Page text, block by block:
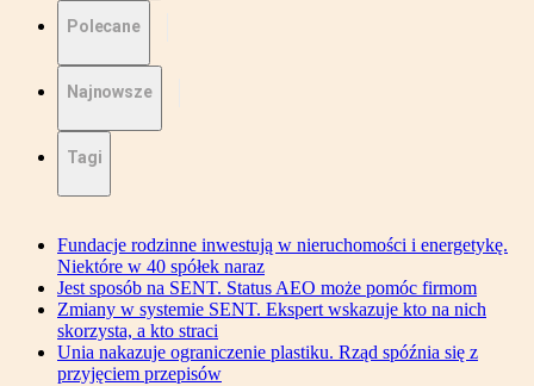
Polecane
Najnowsze
Tagi
Fundacje rodzinne inwestują w nieruchomości i energetykę.
Niektóre w 40 spółek naraz
Jest sposób na SENT. Status AEO może pomóc firmom
Zmiany w systemie SENT. Ekspert wskazuje kto na nich
skorzysta, a kto straci
Unia nakazuje ograniczenie plastiku. Rząd spóźnia się z
przyjęciem przepisów